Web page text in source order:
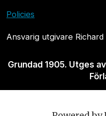
Policies
Ansvarig utgivare
Grundad 1905. Utges